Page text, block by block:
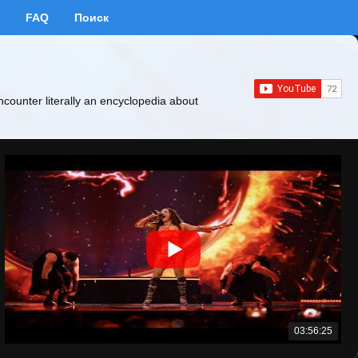
FAQ Поиск
literally an encyclopedia about
03:56:25